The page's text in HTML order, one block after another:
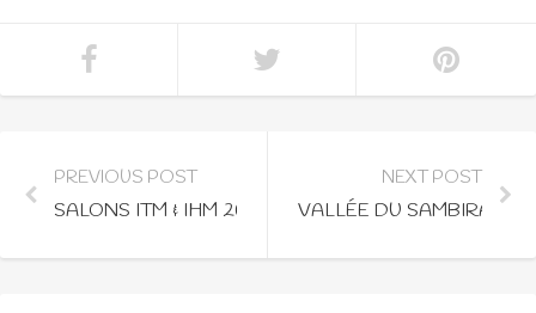
PREVIOUS POST
SALONS ITM & IHM 2026 : LE GRAND RENDEZ-
NEXT POST
VALLÉE DU SAMBIRANO